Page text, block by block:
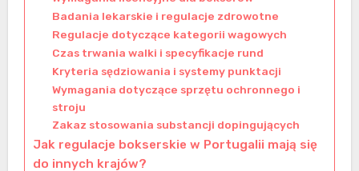
Badania lekarskie i regulacje zdrowotne
Regulacje dotyczące kategorii wagowych
Czas trwania walki i specyfikacje rund
Kryteria sędziowania i systemy punktacji
Wymagania dotyczące sprzętu ochronnego i
stroju
Zakaz stosowania substancji dopingujących
Jak regulacje bokserskie w Portugalii mają się
do innych krajów?